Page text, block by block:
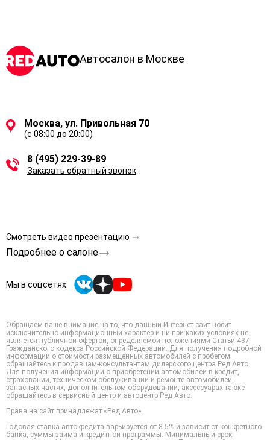
Автосалон в Москве
Москва, ул. Привольная 70
(с 08:00 до 20:00)
8 (495) 229-39-89
Заказать обратный звонок
Смотреть видео презентацию
Подробнее о салоне
Мы в соцсетях:
Обращаем ваше внимание на то, что данный Интернет-сайт носит
исключительно информационный характер и ни при каких условиях не
является публичной офертой, определяемой положениями Статьи 437
Гражданского кодекса Российской Федерации. Для получения подробной
информации о стоимости размещенных автомобилей с пробегом
обращайтесь к продавцам-консультантам дилерского центра Ред Авто.
Для получения информации о приобретении автомобилей в кредит,
страховании, техническом обслуживании и ремонте автомобилей,
запасных частях, дополнительном оборудовании, аксессуарах также
обращайтесь в сервисный центр и автоцентр Ред Авто.
Права на сайт принадлежат «Ред Авто»
Годовая ставка автокредита варьируется от 8.5% и зависит от конкретного
банка, суммы займа и кредитной программы. Минимальный срок